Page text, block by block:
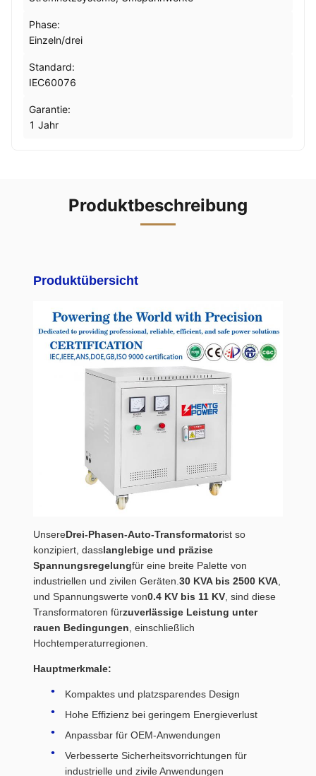
Phase:
Einzeln/drei
Standard:
IEC60076
Garantie:
1 Jahr
Produktbeschreibung
Produktübersicht
UnsereDrei-Phasen-Auto-Transformatorist so
konzipiert, dasslanglebige und präzise
Spannungsregelungfür eine breite Palette von
industriellen und zivilen Geräten. 30 KVA bis 2500 KVA
und Spannungswerte von0.4 KV bis 11 KV , sind diese
Transformatoren fürzuverlässige Leistung unter
rauen Bedingungen , einschließlich
Hochtemperaturregionen.
Hauptmerkmale:
Kompaktes und platzsparendes Design
Hohe Effizienz bei geringem Energieverlust
Anpassbar für OEM-Anwendungen
Verbesserte Sicherheitsvorrichtungen für
industrielle und zivile Anwendungen